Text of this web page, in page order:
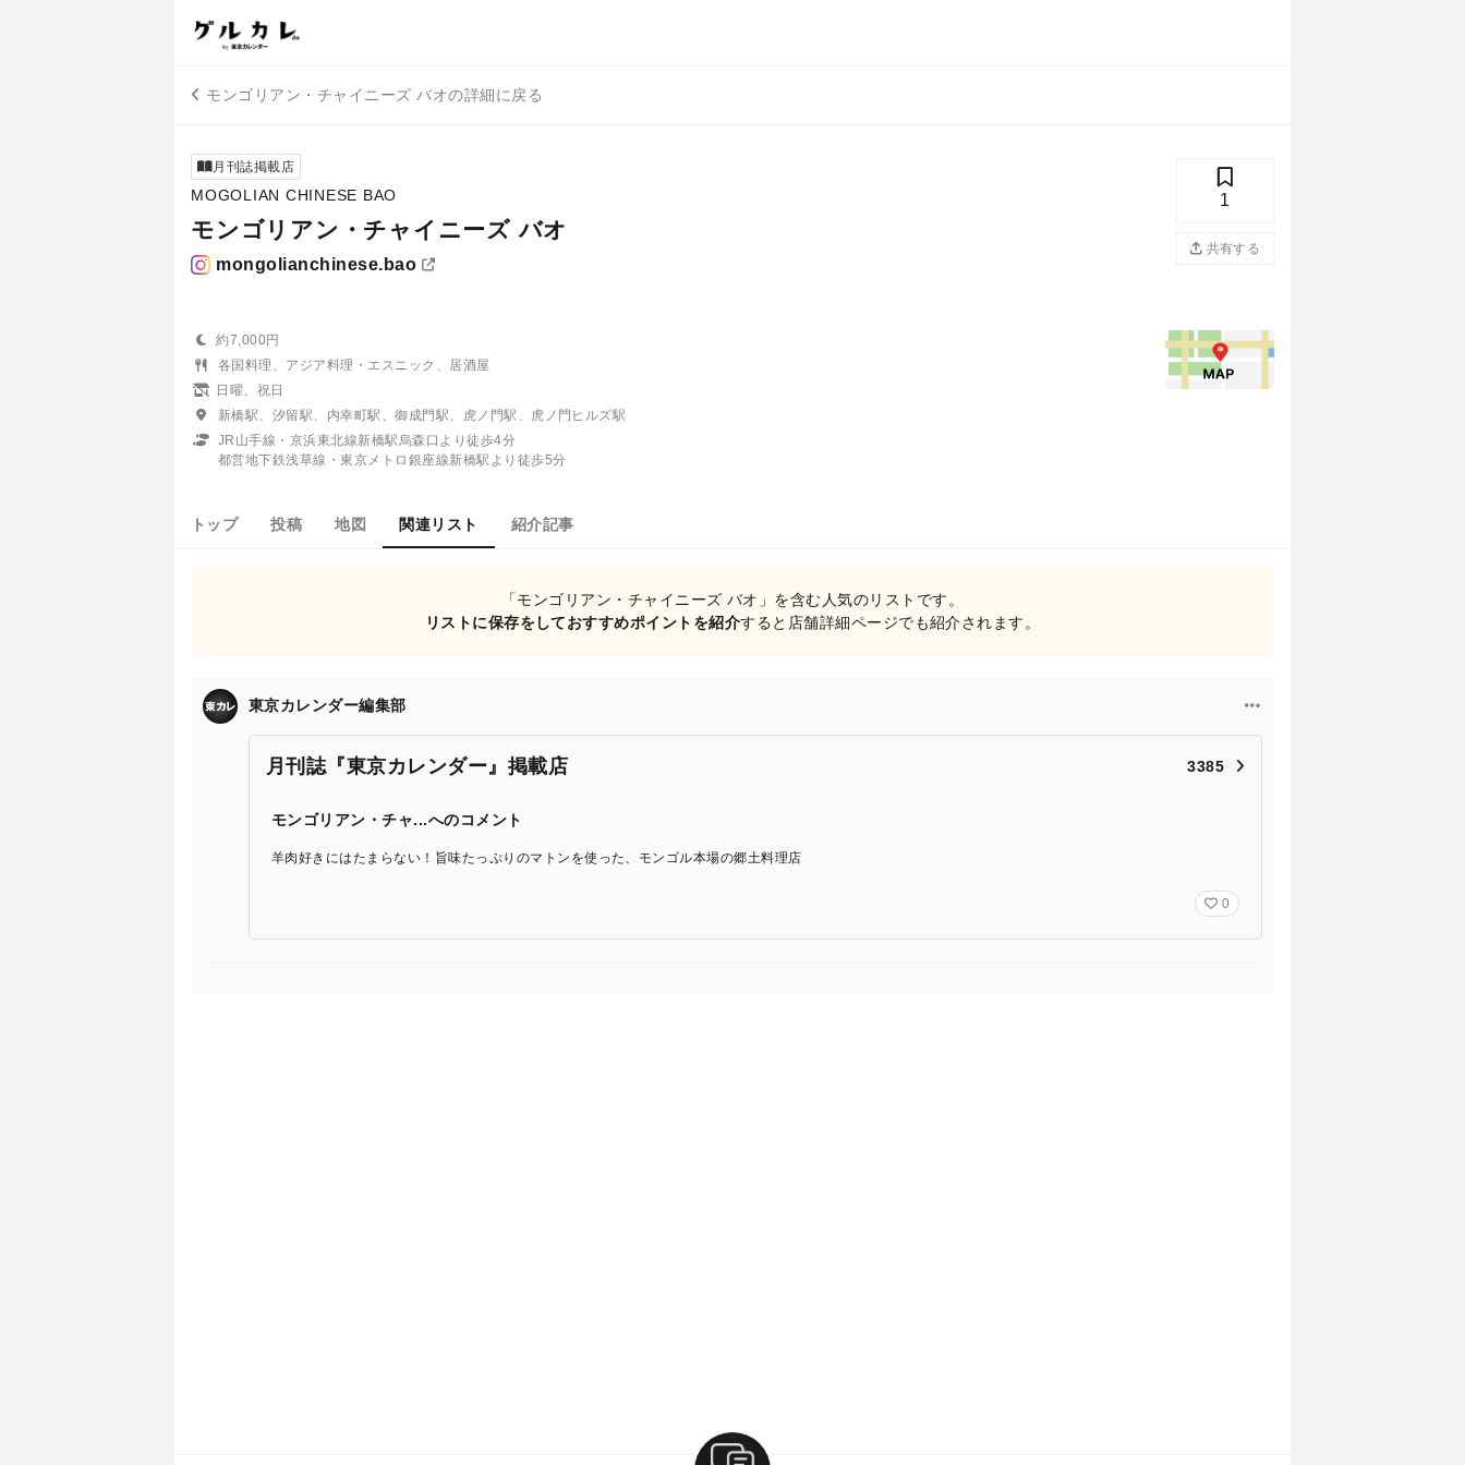
モンゴリアン・チャイニーズ バオの詳細に戻る
月刊誌掲載店
MOGOLIAN CHINESE BAO
モンゴリアン・チャイニーズ バオ
mongolianchinese.bao
1
共有する
約7,000円
各国料理、アジア料理・エスニック、居酒屋
日曜、祝日
新橋駅、汐留駅、内幸町駅、御成門駅、虎ノ門駅、虎ノ門ヒルズ駅
JR山手線・京浜東北線新橋駅烏森口より徒歩4分
都営地下鉄浅草線・東京メトロ銀座線新橋駅より徒歩5分
トップ 投稿 地図 関連リスト 紹介記事
「モンゴリアン・チャイニーズ バオ」を含む人気のリストです。
リストに保存をしておすすめポイントを紹介すると店舗詳細ページでも紹介されます。
東京カレンダー編集部
月刊誌『東京カレンダー』掲載店 3385
モンゴリアン・チャ...へのコメント
羊肉好きにはたまらない！旨味たっぷりのマトンを使った、モンゴル本場の郷土料理店
0